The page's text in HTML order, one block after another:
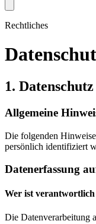
Rechtliches
1.
Allgemeine
Die folgenden Hinweise
persönlich identifiziert
Datenerfassung
Wer ist verantwortlich
Die Datenverarbeitung